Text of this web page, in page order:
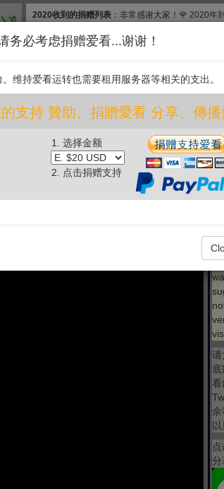
傳播愛看 ❤️
2020收到的捐赠列表：非常感谢大家！🌹 2020年
款, 合计$830. 扣除银行费用，净收$777.83. 详细
和维护【爱看】，我们需要投入大量的时间和资源，
继续捐赠支持爱看。衷心感
滚出去”；日本担任“环太平洋”军演副总指
共
点
请
看
余
务必考虑捐赠爱看...谢谢！
维持爱看运转也需要租用服务器等相关的支出。
持 贊助、捐贈愛看 分享、傳播愛
1. 选择金额
2. 点击捐赠支持